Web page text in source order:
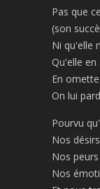
Pas que
(son
Ni qu'elle
Qu'elle
En
On lui
Pourvu
Nos désirs
Nos peurs
Nos